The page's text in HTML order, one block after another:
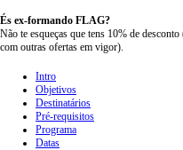
És ex-formando FLAG?
Não te esqueças que tens 10% de
com outras ofertas em vigor).
Intro
Objetivos
Destinatários
Pré-requisitos
Programa
Datas